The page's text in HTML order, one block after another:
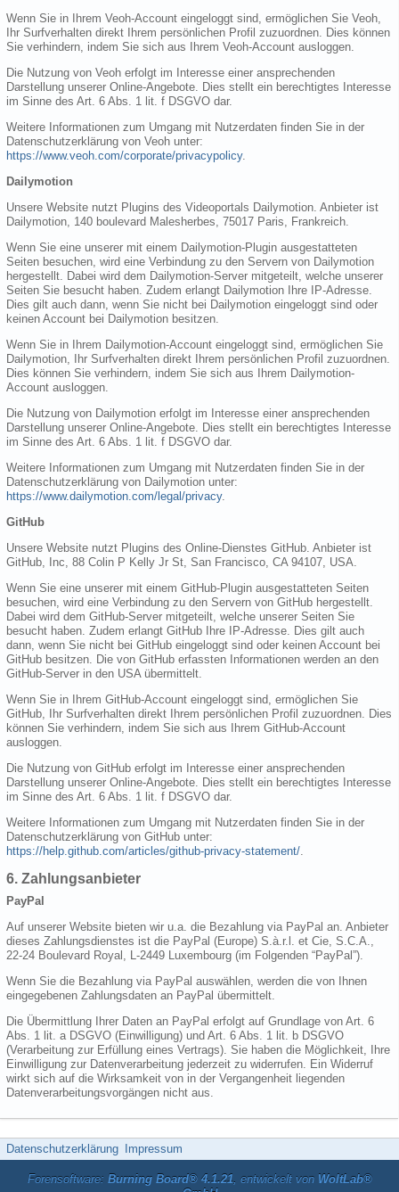
Wenn Sie in Ihrem Veoh-Account eingeloggt sind, ermöglichen Sie Veoh,
Ihr Surfverhalten direkt Ihrem persönlichen Profil zuzuordnen. Dies können
Sie verhindern, indem Sie sich aus Ihrem Veoh-Account ausloggen.
Die Nutzung von Veoh erfolgt im Interesse einer ansprechenden
Darstellung unserer Online-Angebote. Dies stellt ein berechtigtes Interesse
im Sinne des Art. 6 Abs. 1 lit. f DSGVO dar.
Weitere Informationen zum Umgang mit Nutzerdaten finden Sie in der
Datenschutzerklärung von Veoh unter:
https://www.veoh.com/corporate/privacypolicy.
Dailymotion
Unsere Website nutzt Plugins des Videoportals Dailymotion. Anbieter ist
Dailymotion, 140 boulevard Malesherbes, 75017 Paris, Frankreich.
Wenn Sie eine unserer mit einem Dailymotion-Plugin ausgestatteten
Seiten besuchen, wird eine Verbindung zu den Servern von Dailymotion
hergestellt. Dabei wird dem Dailymotion-Server mitgeteilt, welche unserer
Seiten Sie besucht haben. Zudem erlangt Dailymotion Ihre IP-Adresse.
Dies gilt auch dann, wenn Sie nicht bei Dailymotion eingeloggt sind oder
keinen Account bei Dailymotion besitzen.
Wenn Sie in Ihrem Dailymotion-Account eingeloggt sind, ermöglichen Sie
Dailymotion, Ihr Surfverhalten direkt Ihrem persönlichen Profil zuzuordnen.
Dies können Sie verhindern, indem Sie sich aus Ihrem Dailymotion-
Account ausloggen.
Die Nutzung von Dailymotion erfolgt im Interesse einer ansprechenden
Darstellung unserer Online-Angebote. Dies stellt ein berechtigtes Interesse
im Sinne des Art. 6 Abs. 1 lit. f DSGVO dar.
Weitere Informationen zum Umgang mit Nutzerdaten finden Sie in der
Datenschutzerklärung von Dailymotion unter:
https://www.dailymotion.com/legal/privacy.
GitHub
Unsere Website nutzt Plugins des Online-Dienstes GitHub. Anbieter ist
GitHub, Inc, 88 Colin P Kelly Jr St, San Francisco, CA 94107, USA.
Wenn Sie eine unserer mit einem GitHub-Plugin ausgestatteten Seiten
besuchen, wird eine Verbindung zu den Servern von GitHub hergestellt.
Dabei wird dem GitHub-Server mitgeteilt, welche unserer Seiten Sie
besucht haben. Zudem erlangt GitHub Ihre IP-Adresse. Dies gilt auch
dann, wenn Sie nicht bei GitHub eingeloggt sind oder keinen Account bei
GitHub besitzen. Die von GitHub erfassten Informationen werden an den
GitHub-Server in den USA übermittelt.
Wenn Sie in Ihrem GitHub-Account eingeloggt sind, ermöglichen Sie
GitHub, Ihr Surfverhalten direkt Ihrem persönlichen Profil zuzuordnen. Dies
können Sie verhindern, indem Sie sich aus Ihrem GitHub-Account
ausloggen.
Die Nutzung von GitHub erfolgt im Interesse einer ansprechenden
Darstellung unserer Online-Angebote. Dies stellt ein berechtigtes Interesse
im Sinne des Art. 6 Abs. 1 lit. f DSGVO dar.
Weitere Informationen zum Umgang mit Nutzerdaten finden Sie in der
Datenschutzerklärung von GitHub unter:
https://help.github.com/articles/github-privacy-statement/
6. Zahlungsanbieter
PayPal
Auf unserer Website bieten wir u.a. die Bezahlung via PayPal an. Anbieter
dieses Zahlungsdienstes ist die PayPal (Europe) S.à.r.l. et Cie, S.C.A.,
22-24 Boulevard Royal, L-2449 Luxembourg (im Folgenden “PayPal”).
Wenn Sie die Bezahlung via PayPal auswählen, werden die von Ihnen
eingegebenen Zahlungsdaten an PayPal übermittelt.
Die Übermittlung Ihrer Daten an PayPal erfolgt auf Grundlage von Art. 6
Abs. 1 lit. a DSGVO (Einwilligung) und Art. 6 Abs. 1 lit. b DSGVO
(Verarbeitung zur Erfüllung eines Vertrags). Sie haben die Möglichkeit, Ihre
Einwilligung zur Datenverarbeitung jederzeit zu widerrufen. Ein Widerruf
wirkt sich auf die Wirksamkeit von in der Vergangenheit liegenden
Datenverarbeitungsvorgängen nicht aus.
Datenschutzerklärung Impressum
Forensoftware: Burning Board® 4.1.21, entwickelt von WoltLab®